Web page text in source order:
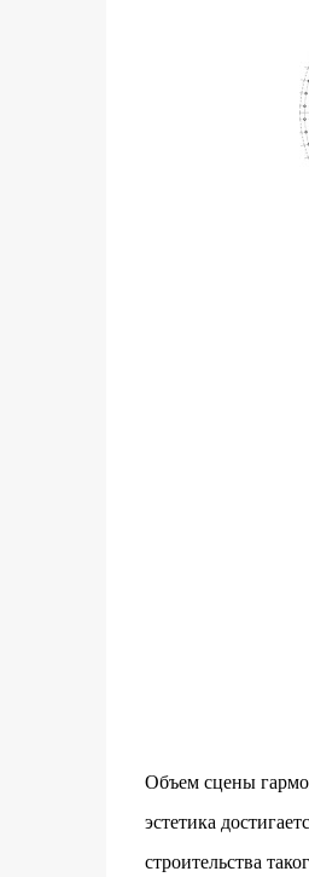
Объем сцены
эстетика
строительства